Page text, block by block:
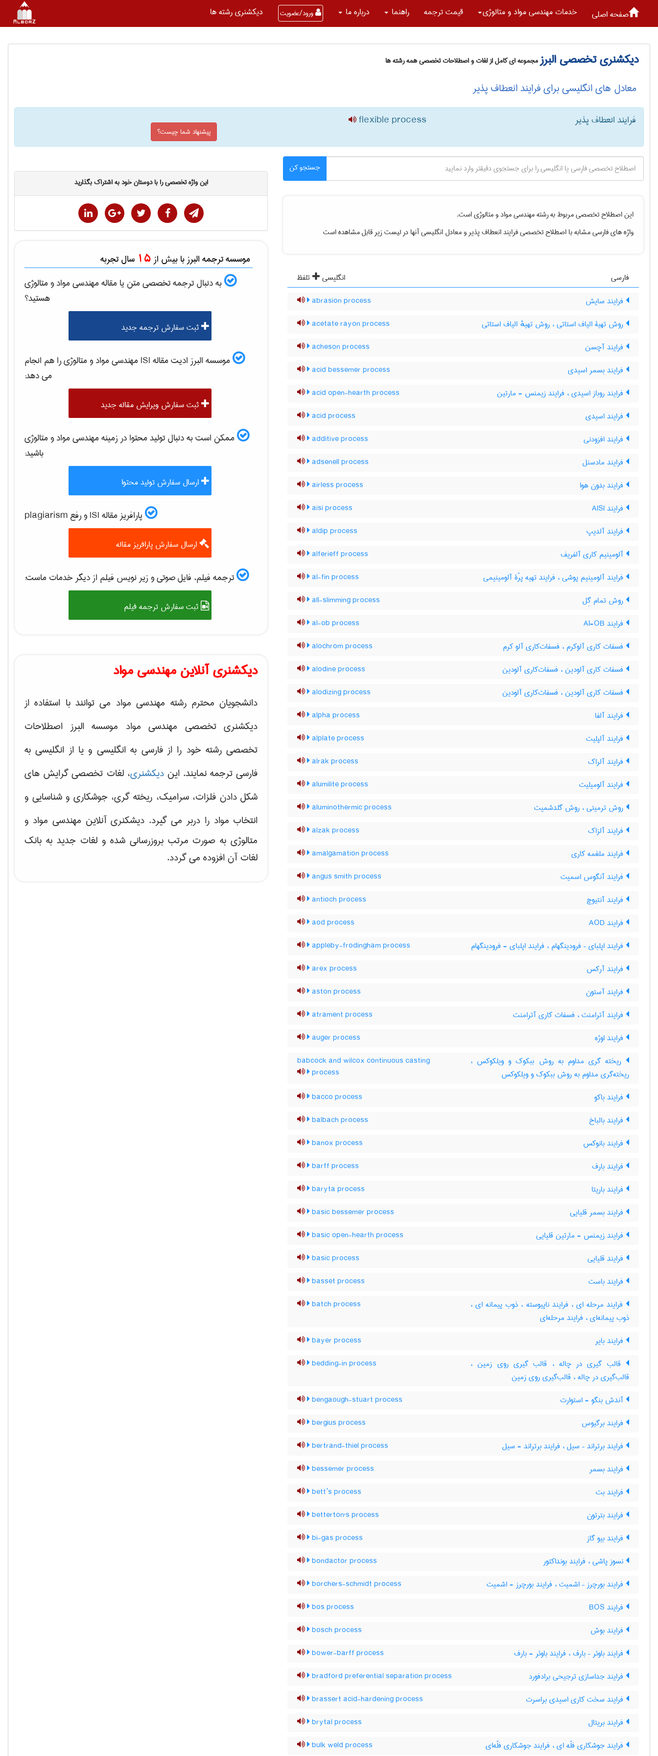
صفحه اصلی خدمات مهندسی مواد و متالوژی قیمت ترجمه راهنما درباره ما ورود/عضویت دیکشنری رشته ها
دیکشنری تخصصی البرزمجموعه ای کامل از لغات و اصطلاحات تخصصی همه رشته ها
معادل های انگلیسی برای فرایند انعطاف پذیر
فرایند انعطاف پذیر flexible process
پیشنهاد شما چیست؟
جستجو کن
این اصطلاح تخصصی مربوط به رشتهمهندسی مواد و متالوژیاست.
واژه های فارسی مشابه با اصطلاح تخصصیفرایند انعطاف پذیرو معادل انگلیسی آنها در لیست زیر قابل مشاهده است
فارسی انگلیسی
تلفظ
فرایند سایش
abrasion process
روش تهیۀ الیاف استاتی ، روش تهیهٔ الیاف استاتی acetate rayon process
فرایند آچسن acheson process
فرایند بسمر اسیدی acid bessemer process
فرایند روباز اسیدی ، فرایند زیمنس - مارتین acid open-hearth process
فرایند اسیدی acid process
فرایند افزودنی additive process
فرایند مادسنل adsenell process
فرایند بدون هوا airless process
فرایند AISI aisi process
فرایند آلدیپ aldip process
آلومینیم کاری آلفریف alferieff process
فرایند آلومینیم پوشی ، فرایند تهیه پرّۀ آلومینیمی al-fin process
روش تمام گِل all-slimming process
فرایند Al-OB al-ob process
فسفات کاری آلوکرم ، فسفات‌کاری آلو کرم alochrom process
فسفات کاری آلودین ، فسفات‌کاری آلودین alodine process
فسفات کاری آلودین ، فسفات‌کاری آلودین alodizing process
فرایند آلفا alpha process
فرایند آلپلیت alplate process
فرایند آلراک alrak process
فرایند آلومیلیت alumilite process
روش ترمیتی ، روش گلدشمیت aluminothermic process
فرایند آلزاک alzak process
فرایند ملغمه کاری amalgamation process
فرایند آنگوس اسمیت angus smith process
فرایند آنتیوچ antioch process
فرایند AOD aod process
فرایند اپلبای – فرودینگهام ، فرایند اپلبای - فرودینگهام appleby-frodingham process
فرایند آرکس arex process
فرایند آستون aston process
فرایند آترامنت ، فسفات کاری آترامنت atrament process
فرایند اوژه auger process
ریخته گری مداوم به روش ببکوک و ویلکوکس ،
ریخته‌گری مداوم به روش ببکوک و ویلکوکس
babcock and wilcox continuous casting
process
فرایند باکو bacco process
فرایند بالباخ balbach process
فرایند بانوکس banox process
فرایند بارف barff process
فرایند باریتا baryta process
فرایند بسمر قلیایی basic bessemer process
فرایند زیمنس - مارتین قلیایی basic open-hearth process
فرایند قلیایی basic process
فرایند باست basset process
فرایند مرحله ای ، فرایند ناپیوسته ، ذوب پیمانه ای ،
ذوب پیمانه‌ای ، فرایند مرحله‌ای
batch process
فرایند بایر bayer process
قالب گیری در چاله ، قالب گیری روی زمین ،
قالب‌گیری در چاله ، قالب‌گیری روی زمین
bedding-in process
آندش بنگو - استوارت bengaough-stuart process
فرایند برگیوس bergius process
فرایند برتراند – سیل ، فرایند برتراند - سیل bertrand-thiel process
فرایند بسمر bessemer process
فرایند بت bett’s process
فرایند بترتون betterton's process
فرایند بیو گاز bi-gas process
نسوز پاشی ، فرایند بونداکتور bondactor process
فرایند بورچرز – اشمیت ، فرایند بورچرز - اشمیت borchers-schmidt process
فرایند BOS bos process
فرایند بوش bosch process
فرایند باوئر – بارف ، فرایند باوئر - بارف bower-barff process
فرایند جداسازی ترجیحی برادفورد bradford preferential separation process
فرایند سخت کاری اسیدی براسرت brassert acid-hardening process
فرایند بریتال brytal process
فرایند جوشکاری فلّه ای ، فرایند جوشکاری فلّه‌ای bulk weld process
این واژه تخصصی را با دوستان خود به اشتراک بگذارید
موسسه ترجمه البرز با بیش از 15 سال تجربه
به دنبال ترجمه تخصصی متن یا مقالهمهندسی مواد و متالوژی
هستید؟
ثبت سفارش ترجمه جدید
موسسه البرز ادیت مقاله ISI مهندسی مواد و متالوژیرا هم انجام
می دهد:
ثبت سفارش ویرایش مقاله جدید
ممکن است به دنبال تولید محتوا در زمینهمهندسی مواد و متالوژی
باشید:
ارسال سفارش تولید محتوا
پارافریز مقاله ISI و رفع plagiarism
ارسال سفارش پارافریز مقاله
ترجمه فیلم، فایل صوتی و زیر نویس فیلم از دیگر خدمات ماست:
ثبت سفارش ترجمه فیلم
دیکشنری آنلاین مهندسی مواد
دانشجویان محترم رشته مهندسی مواد می توانند با استفاده از
دیکشنری تخصصی مهندسی مواد موسسه البرز اصطلاحات
تخصصی رشته خود را از فارسی به انگلیسی و یا از انگلیسی به
فارسی ترجمه نمایند. ایندیکشنری، لغات تخصصی گرایش های
شکل دادن فلزات، سرامیک، ریخته گری، جوشکاری و شناسایی و
انتخاب مواد را دربر می گیرد. دیشکنری آنلاین مهندسی مواد و
متالوژی به صورت مرتب بروزرسانی شده و لغات جدید به بانک
لغات آن افزوده می گردد.